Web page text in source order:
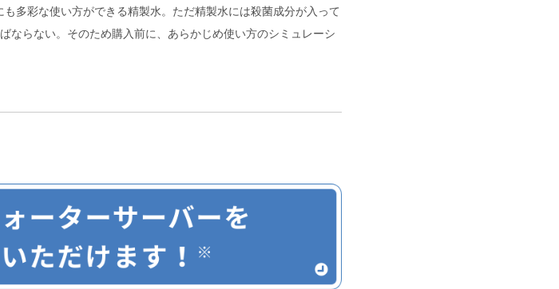
多彩な使い方ができる精製水。ただ精製水には殺菌成分が入って
ならない。そのため購入前に、あらかじめ使い方のシミュレーシ